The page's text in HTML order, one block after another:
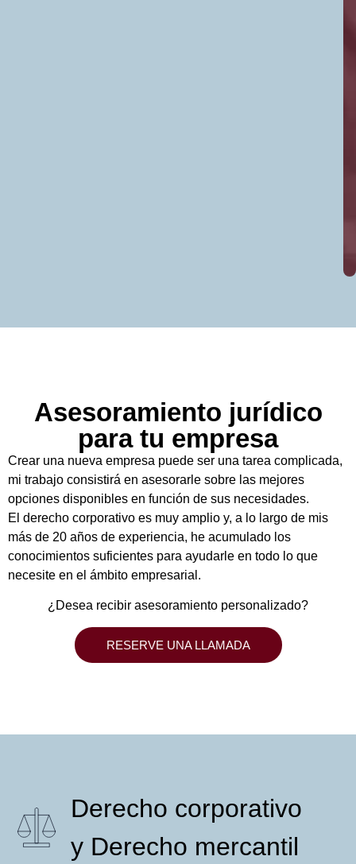
Asesoramiento jurídico
para tu empresa
Crear una nueva empresa puede ser una tarea complicada,
mi trabajo consistirá en asesorarle sobre las mejores
opciones disponibles en función de sus necesidades.
El derecho corporativo es muy amplio y, a lo largo de mis
más de 20 años de experiencia, he acumulado los
conocimientos suficientes para ayudarle en todo lo que
necesite en el ámbito empresarial.
¿Desea recibir asesoramiento personalizado?
RESERVE UNA LLAMADA
Derecho corporativo
y Derecho mercantil